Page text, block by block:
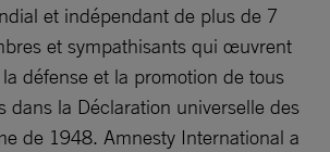
et indépendant de plus de 7
et sympathisants qui œuvrent
défense et la promotion de tous
dans la Déclaration universelle des
de 1948. Amnesty International a